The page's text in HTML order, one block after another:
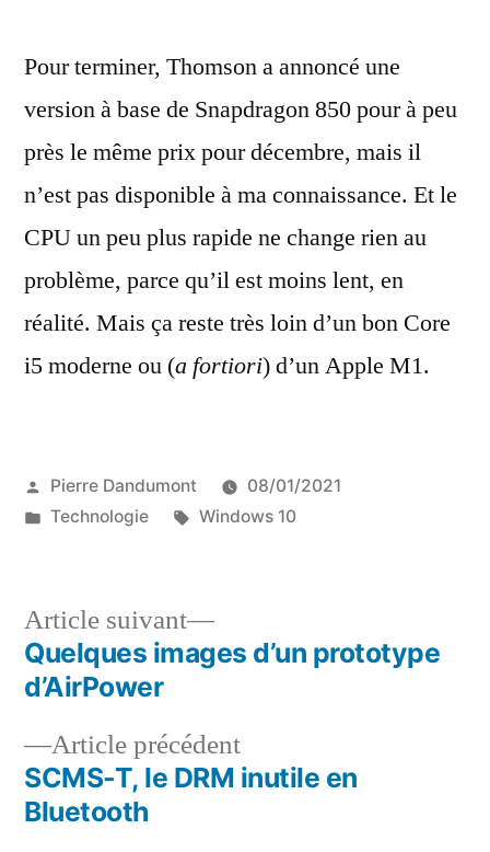
Pour terminer, Thomson a annoncé une
version à base de Snapdragon 850 pour à peu
près le même prix pour décembre, mais il
n’est pas disponible à ma connaissance. Et le
CPU un peu plus rapide ne change rien au
problème, parce qu’il est moins lent, en
réalité. Mais ça reste très loin d’un bon Core
i5 moderne ou (a fortiori) d’un Apple M1.
Publié
par
Pierre Dandumont
08/01/2021
Publié
Technologie Étiquettes :
Windows 10
Navigation
l’article
Article précédentArticle
précédent :
SCMS-T, le DRM inutile en
Bluetooth
Article suivant
Article
suivant :
Quelques images d’un prototype
d’AirPower